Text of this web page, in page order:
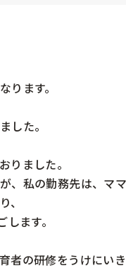
ります。
した。
りました。
、私の勤務先は、マ
、
ます。
者の研修をうけにいき